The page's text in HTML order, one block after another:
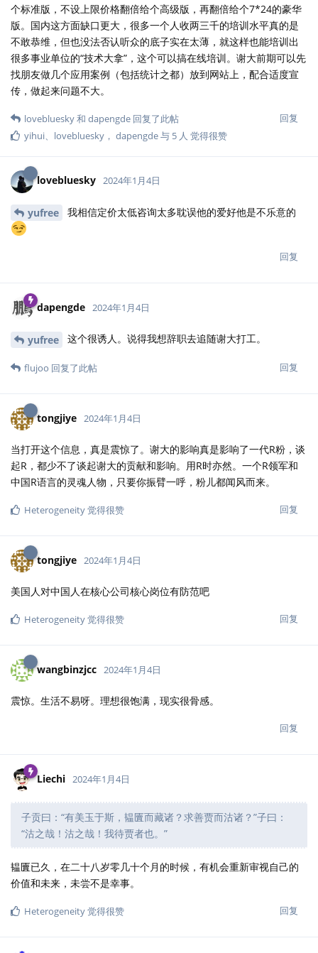
个标准版，不设上限价格翻倍给个高级版，再翻倍给个7*24的豪华
版。国内这方面缺口更大，很多一个人收两三千的培训水平真的是
不敢恭维，但也没法否认听众的底子实在太薄，就这样也能培训出
很多事业单位的“技术大拿”，这个可以搞在线培训。谢大前期可以先
找朋友做几个应用案例（包括统计之都）放到网站上，配合适度宣
传，做起来问题不大。
回复
lovebluesky和 dapengde 回复了此帖
yihui
lovebluesky ， dapengde与 5 人 觉得很赞
lovebluesky 2024年1月4日
yufree 我相信定价太低咨询太多耽误他的爱好他是不乐意的
回复
dapengde 2024年1月4日
yufree 这个很诱人。说得我想辞职去追随谢大打工。
回复
flujoo 回复了此帖
tongjiye 2024年1月4日
当打开这个信息，真是震惊了。谢大的影响真是影响了一代R粉，谈
起R，都少不了谈起谢大的贡献和影响。用R时亦然。一个R领军和
中国R语言的灵魂人物，只要你振臂一呼，粉儿都闻风而来。
回复
Heterogeneity觉得很赞
tongjiye 2024年1月4日
美国人对中国人在核心公司核心岗位有防范吧
回复
Heterogeneity觉得很赞
wangbinzjcc 2024年1月4日
震惊。生活不易呀。理想很饱满，现实很骨感。
回复
Liechi 2024年1月4日
子贡曰：“有美玉于斯，韫匵而藏诸？求善贾而沽诸？”子曰：
“沽之哉！沽之哉！我待贾者也。”
韫匵已久，在二十八岁零几十个月的时候，有机会重新审视自己的
价值和未来，未尝不是幸事。
回复
Heterogeneity觉得很赞